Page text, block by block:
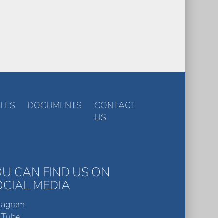
DOCUMENTS
CONTACT
US
CAN FIND US ON
MEDIA